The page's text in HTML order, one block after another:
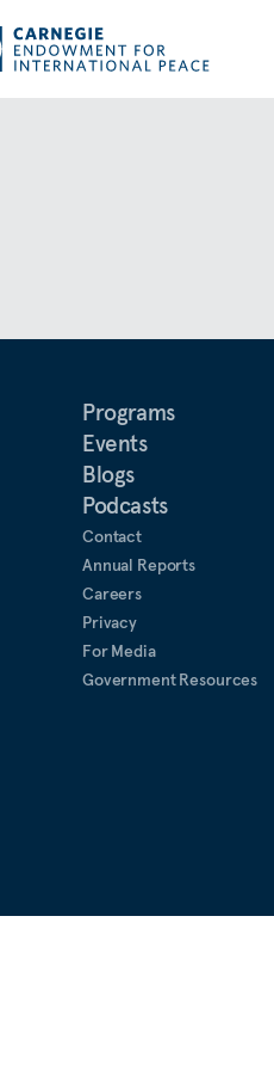
Programs
Events
Blogs
Podcasts
Contact
Annual Reports
Careers
Privacy
For Media
Government Resources